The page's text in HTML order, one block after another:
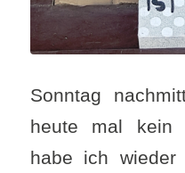
Sonntag
heute mal kein
habe ich wieder